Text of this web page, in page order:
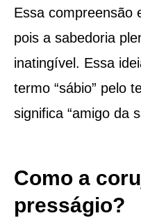
Essa compreensão
pois a sabedoria
inatingível. Essa
termo “sábio” pelo
significa “amigo da
Como a
presságio?